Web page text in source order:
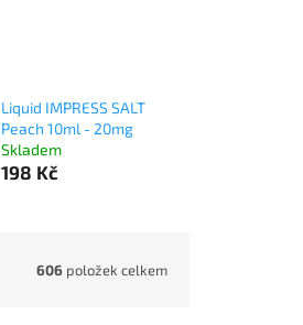
Liquid IMPRESS SALT
Peach 10ml - 20mg
Skladem
198 Kč
606 položek celkem